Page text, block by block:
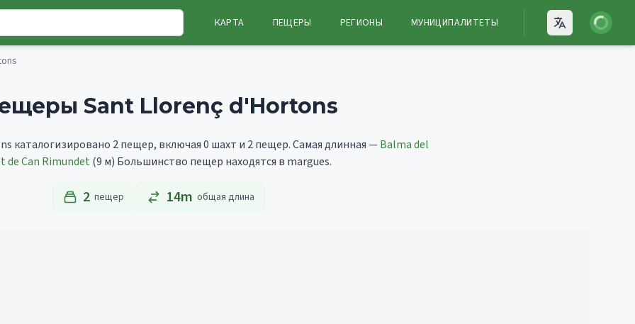
КАРТА ПЕЩЕРЫ РЕГИОНЫ МУНИЦИПАЛИТЕТЫ Open
Войти
Sant Llorenç d'Hortons
каталогизировано 2 пещер, включая 0 шахт и 2 пещер.Самая длинная —Balma del
de Can Rimundet (9 м) Большинство пещер находятся в margues.
2 пещер 14m общая длина